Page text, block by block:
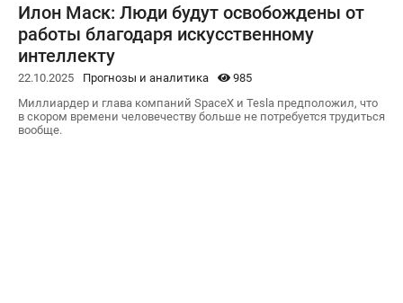
Илон Маск: Люди будут освобождены от
работы благодаря искусственному
интеллекту
22.10.2025 Прогнозы и аналитика
985
Миллиардер и глава компаний SpaceX и Tesla предположил, что
в скором времени человечеству больше не потребуется трудиться
вообще.